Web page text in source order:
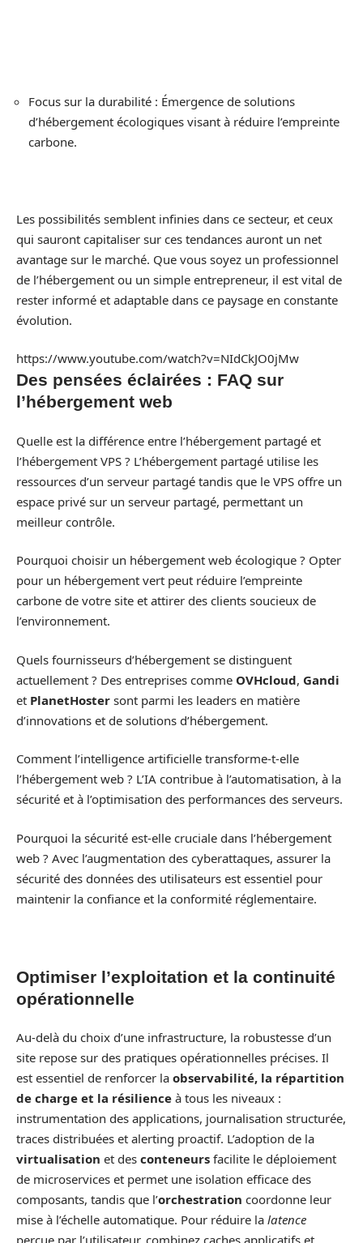
Focus sur la durabilité : Émergence de solutions
d’hébergement écologiques visant à réduire l’empreinte
carbone.
Les possibilités semblent infinies dans ce secteur, et ceux
qui sauront capitaliser sur ces tendances auront un net
avantage sur le marché. Que vous soyez un professionnel
de l’hébergement ou un simple entrepreneur, il est vital de
rester informé et adaptable dans ce paysage en constante
évolution.
https://www.youtube.com/watch?v=NIdCkJO0jMw
Des pensées éclairées : FAQ sur
l’hébergement web
Quelle est la différence entre l’hébergement partagé et
l’hébergement VPS ? L’hébergement partagé utilise les
ressources d’un serveur partagé tandis que le VPS offre un
espace privé sur un serveur partagé, permettant un
meilleur contrôle.
Pourquoi choisir un hébergement web écologique ? Opter
pour un hébergement vert peut réduire l’empreinte
carbone de votre site et attirer des clients soucieux de
l’environnement.
Quels fournisseurs d’hébergement se distinguent
actuellement ? Des entreprises comme OVHcloud, Gandi
et PlanetHoster sont parmi les leaders en matière
d’innovations et de solutions d’hébergement.
Comment l’intelligence artificielle transforme-t-elle
l’hébergement web ? L’IA contribue à l’automatisation, à la
sécurité et à l’optimisation des performances des serveurs.
Pourquoi la sécurité est-elle cruciale dans l’hébergement
web ? Avec l’augmentation des cyberattaques, assurer la
sécurité des données des utilisateurs est essentiel pour
maintenir la confiance et la conformité réglementaire.
Optimiser l’exploitation et la continuité
opérationnelle
Au-delà du choix d’une infrastructure, la robustesse d’un
site repose sur des pratiques opérationnelles précises. Il
est essentiel de renforcer la observabilité, la répartition
de charge et la résilience à tous les niveaux :
instrumentation des applications, journalisation structurée,
traces distribuées et alerting proactif. L’adoption de la
virtualisation et des conteneurs facilite le déploiement
de microservices et permet une isolation efficace des
composants, tandis que l’orchestration coordonne leur
mise à l’échelle automatique. Pour réduire la latence
perçue par l’utilisateur, combinez caches applicatifs et